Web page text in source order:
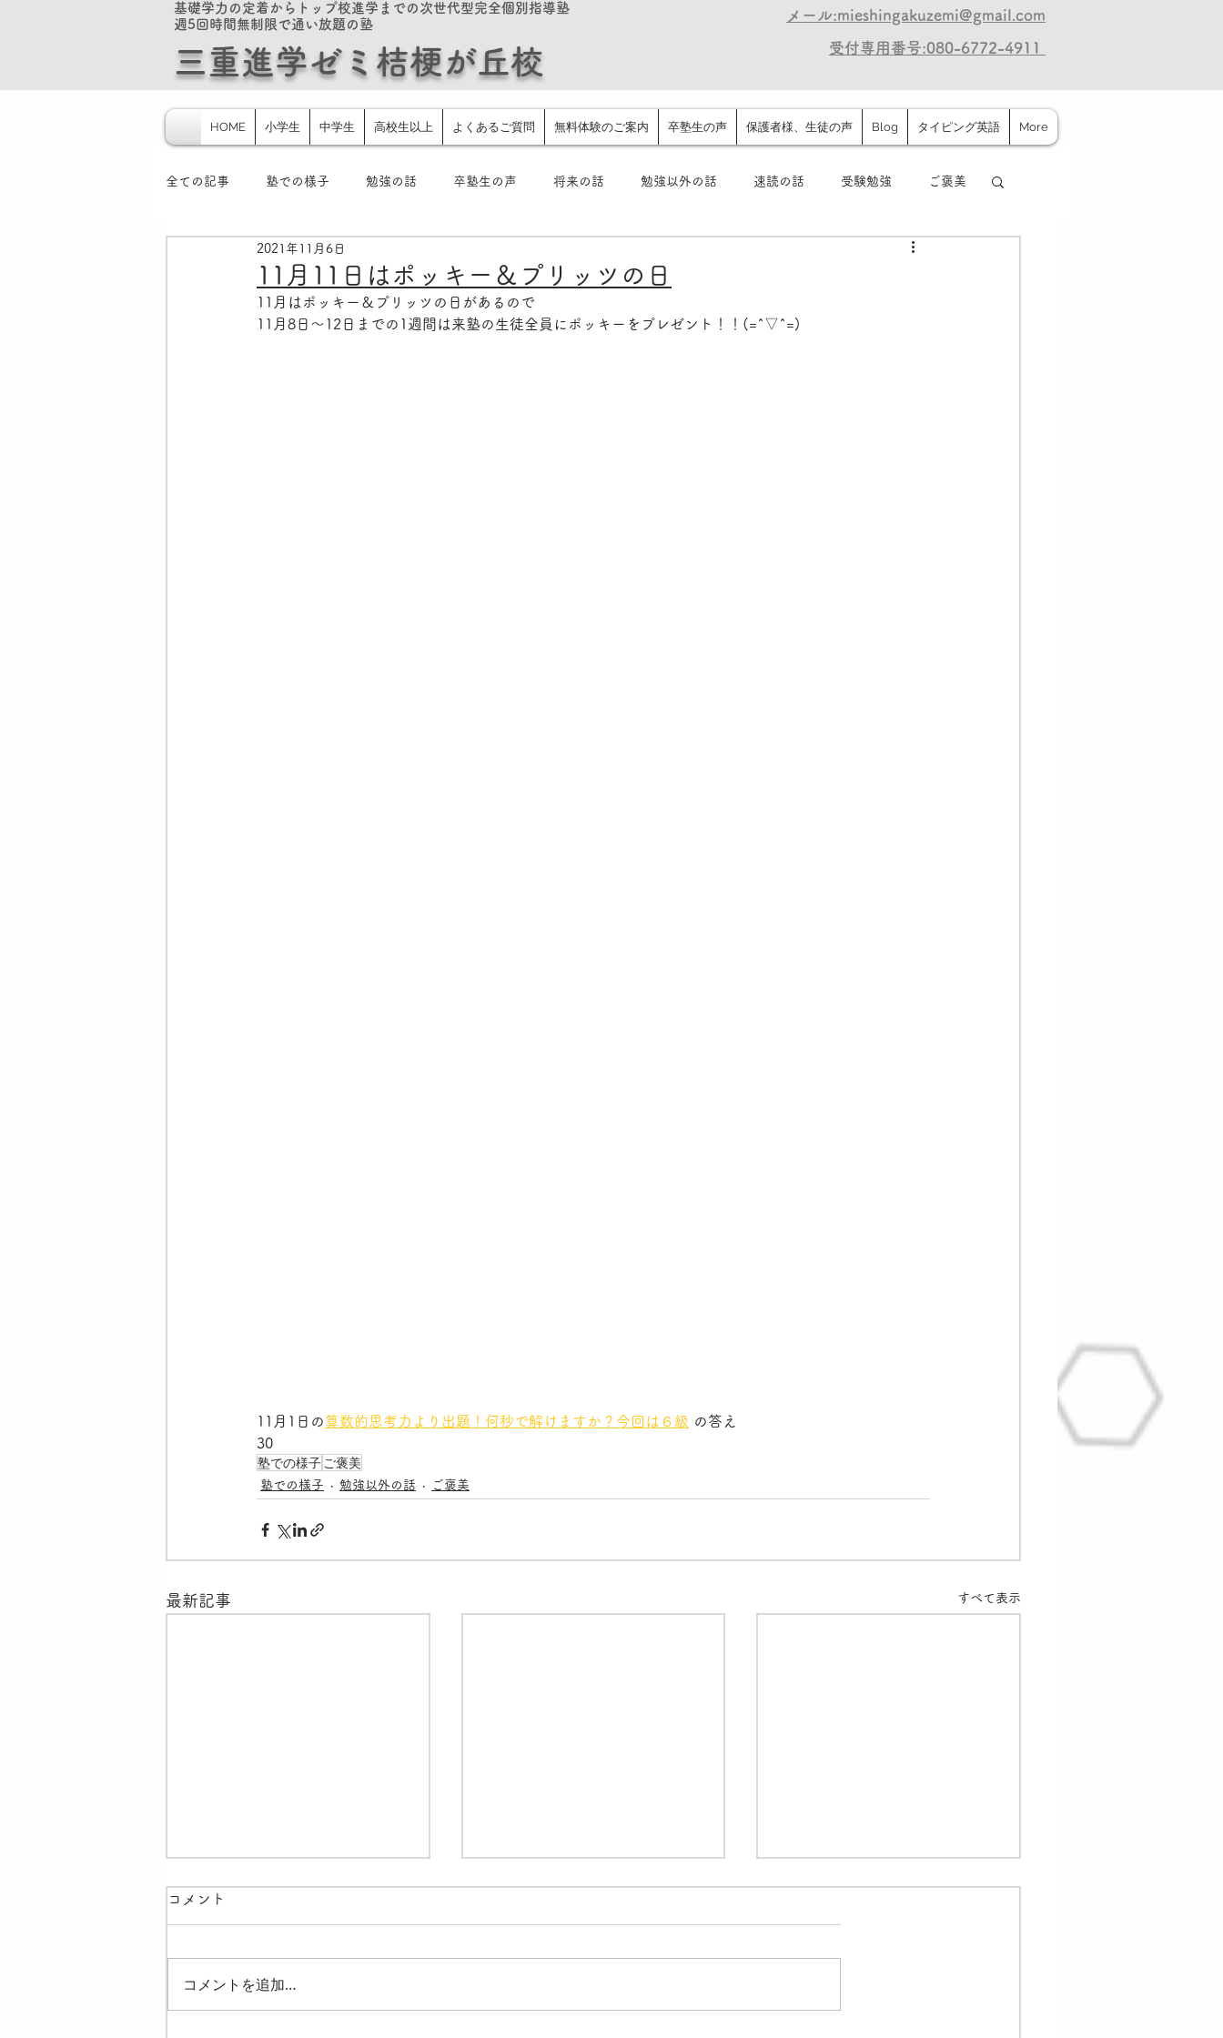
基礎学力の定着からトップ校進学までの次世代型完全個別指導塾
週5回時間無制限で通い放題の塾
​​三重進学ゼミ桔梗が丘校
メール:mieshingakuzemi@gmail.com
受付専用番号:080-6772-4911
HOME 小学生 中学生 高校生以上 よくあるご質問 無料体験のご案内 卒塾生の声 保護者様、生徒の声 Blog タイピング英語 More
全ての記事 塾での様子 勉強の話 卒塾生の声 将来の話 勉強以外の話 速読の話 受験勉強 ご褒美
スポーツ速読 大学入学共通テスト
11月11日はポッキー＆プリッツの日
2021年11月6日
11月はポッキー＆プリッツの日があるので
11月8日～12日までの1週間は来塾の生徒全員にポッキーをプレゼント！！(=^▽^=)
11月1日の算数的思考力より出題！何秒で解けますか？今回は６級 の答え
30
塾での様子ご褒美
塾での様子 勉強以外の話 ご褒美
最新記事 すべて表示
コメント
コメントを追加…